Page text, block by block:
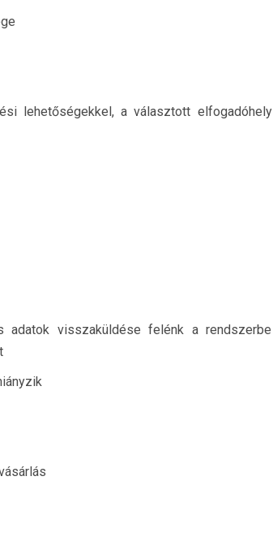
lehetőségekkel, a választott elfogadóhely
adatok visszaküldése felénk a rendszerbe